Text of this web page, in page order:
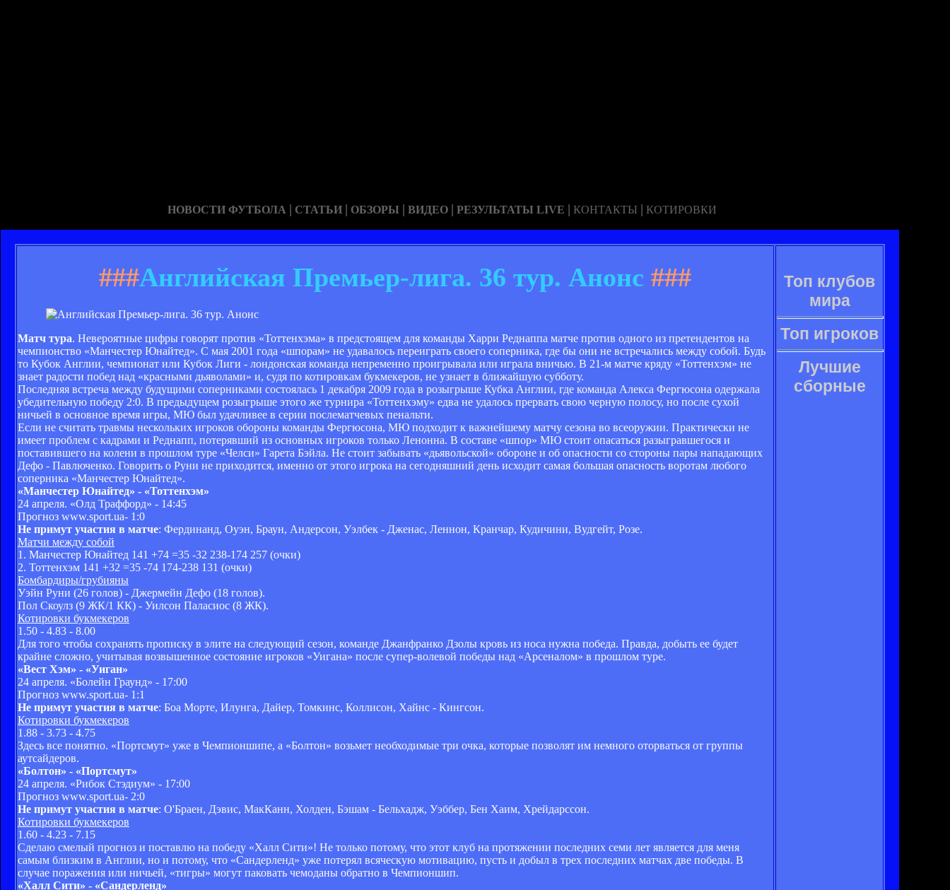
НОВОСТИ ФУТБОЛА | СТАТЬИ | ОБЗОРЫ | ВИДЕО | РЕЗУЛЬТАТЫ LIVE | КОНТАКТЫ | КОТИРОВКИ
###Английская Премьер-лига. 36 тур. Анонс ###
Матч тура. Невероятные цифры говорят против «Тоттенхэма» в предстоящем для команды Харри Реднаппа матче против одного из претендентов на
чемпионство «Манчестер Юнайтед». С мая 2001 года «шпорам» не удавалось переиграть своего соперника, где бы они не встречались между собой. Будь
то Кубок Англии, чемпионат или Кубок Лиги - лондонская команда непременно проигрывала или играла вничью. В 21-м матче кряду «Тоттенхэм» не
знает радости побед над «красными дьяволами» и, судя по котировкам букмекеров, не узнает в ближайшую субботу.
Последняя встреча между будущими соперниками состоялась 1 декабря 2009 года в розыгрыше Кубка Англии, где команда Алекса Фергюсона одержала
убедительную победу 2:0. В предыдущем розыгрыше этого же турнира «Тоттенхэму» едва не удалось прервать свою черную полосу, но после сухой
ничьей в основное время игры, МЮ был удачливее в серии послематчевых пенальти.
Если не считать травмы нескольких игроков обороны команды Фергюсона, МЮ подходит к важнейшему матчу сезона во всеоружии. Практически не
имеет проблем с кадрами и Реднапп, потерявший из основных игроков только Ленонна. В составе «шпор» МЮ стоит опасаться разыгравшегося и
поставившего на колени в прошлом туре «Челси» Гарета Бэйла. Не стоит забывать «дьявольской» обороне и об опасности со стороны пары нападающих
Дефо - Павлюченко. Говорить о Руни не приходится, именно от этого игрока на сегодняшний день исходит самая большая опасность воротам любого
соперника «Манчестер Юнайтед».
«Манчестер Юнайтед» - «Тоттенхэм»
24 апреля. «Олд Траффорд» - 14:45
Прогноз www.sport.ua- 1:0
Не примут участия в матче: Фердинанд, Оуэн, Браун, Андерсон, Уэлбек - Дженас, Леннон, Кранчар, Кудичини, Вудгейт, Розе.
Матчи между собой
1. Манчестер Юнайтед 141 +74 =35 -32 238-174 257 (очки)
2. Тоттенхэм 141 +32 =35 -74 174-238 131 (очки)
Бомбардиры/грубияны
Уэйн Руни (26 голов) - Джермейн Дефо (18 голов).
Пол Скоулз (9 ЖК/1 КК) - Уилсон Паласиос (8 ЖК).
Котировки букмекеров
1.50 - 4.83 - 8.00
Для того чтобы сохранять прописку в элите на следующий сезон, команде Джанфранко Дзолы кровь из носа нужна победа. Правда, добыть ее будет
крайне сложно, учитывая возвышенное состояние игроков «Уигана» после супер-волевой победы над «Арсеналом» в прошлом туре.
«Вест Хэм» - «Уиган»
24 апреля. «Болейн Граунд» - 17:00
Прогноз www.sport.ua- 1:1
Не примут участия в матче: Боа Морте, Илунга, Дайер, Томкинс, Коллисон, Хайнс - Кингсон.
Котировки букмекеров
1.88 - 3.73 - 4.75
Здесь все понятно. «Портсмут» уже в Чемпионшипе, а «Болтон» возьмет необходимые три очка, которые позволят им немного оторваться от группы
аутсайдеров.
«Болтон» - «Портсмут»
24 апреля. «Рибок Стэдиум» - 17:00
Прогноз www.sport.ua- 2:0
Не примут участия в матче: О'Браен, Дэвис, МакКанн, Холден, Бэшам - Бельхадж, Уэббер, Бен Хаим, Хрейдарссон.
Котировки букмекеров
1.60 - 4.23 - 7.15
Сделаю смелый прогноз и поставлю на победу «Халл Сити»! Не только потому, что этот клуб на протяжении последних семи лет является для меня
самым близким в Англии, но и потому, что «Сандерленд» уже потерял всяческую мотивацию, пусть и добыл в трех последних матчах две победы. В
случае поражения или ничьей, «тигры» могут паковать чемоданы обратно в Чемпионшип.
«Халл Сити» - «Сандерленд»
Топ клубов
мира
Топ игроков
Лучшие
сборные